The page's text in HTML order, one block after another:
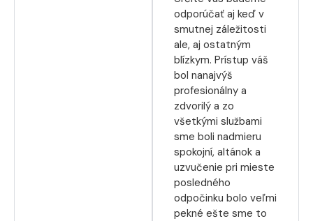
odporúčať aj keď v
smutnej záležitosti
ale, aj ostatným
blízkym. Prístup váš
bol nanajvýš
profesionálny a
zdvorilý a zo
všetkými službami
sme boli nadmieru
spokojní, altánok a
uzvučenie pri mieste
posledného
odpočinku bolo veľmi
pekné ešte sme to